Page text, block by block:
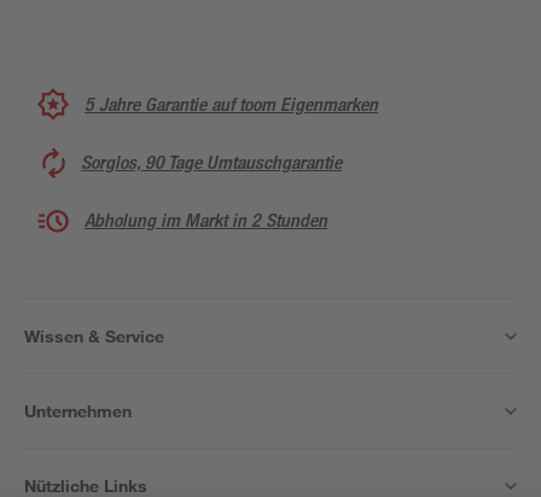
5 Jahre Garantie auf toom Eigenmarken
Sorglos, 90 Tage Umtauschgarantie
Abholung im Markt in 2 Stunden
Wissen & Service
Unternehmen
Nützliche Links